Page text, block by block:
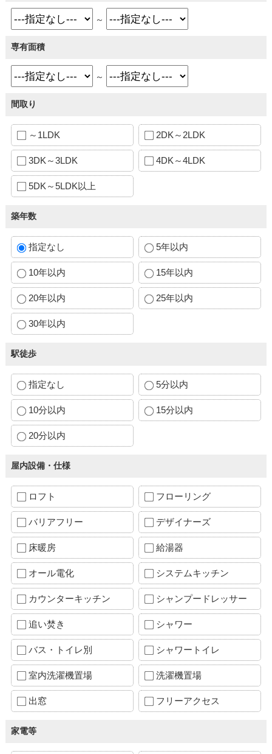
～
専有面積
～
間取り
～1LDK 2DK～2LDK
3DK～3LDK 4DK～4LDK
5DK～5LDK以上
築年数
指定なし 5年以内
10年以内 15年以内
20年以内 25年以内
30年以内
駅徒歩
指定なし 5分以内
10分以内 15分以内
20分以内
屋内設備・仕様
ロフト フローリング
バリアフリー デザイナーズ
床暖房 給湯器
オール電化 システムキッチン
カウンターキッチン シャンプードレッサー
追い焚き シャワー
バス・トイレ別 シャワートイレ
室内洗濯機置場 洗濯機置場
出窓 フリーアクセス
家電等